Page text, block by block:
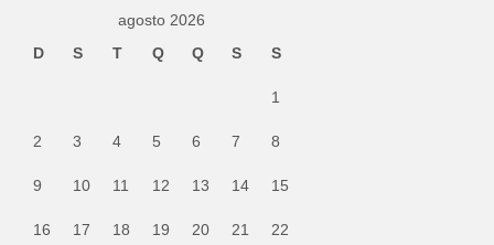
agosto 2026
D
S T Q Q S S
1
2 3 4 5 6 7 8
9 10 11 12 13 14 15
16 17 18 19 20 21 22